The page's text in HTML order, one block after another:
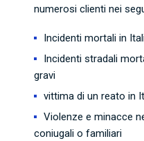
numerosi clienti nei
Incidenti mortali in
Incidenti stradali
gravi
vittima di un reato in
Violenze e minacce
coniugali o familiari